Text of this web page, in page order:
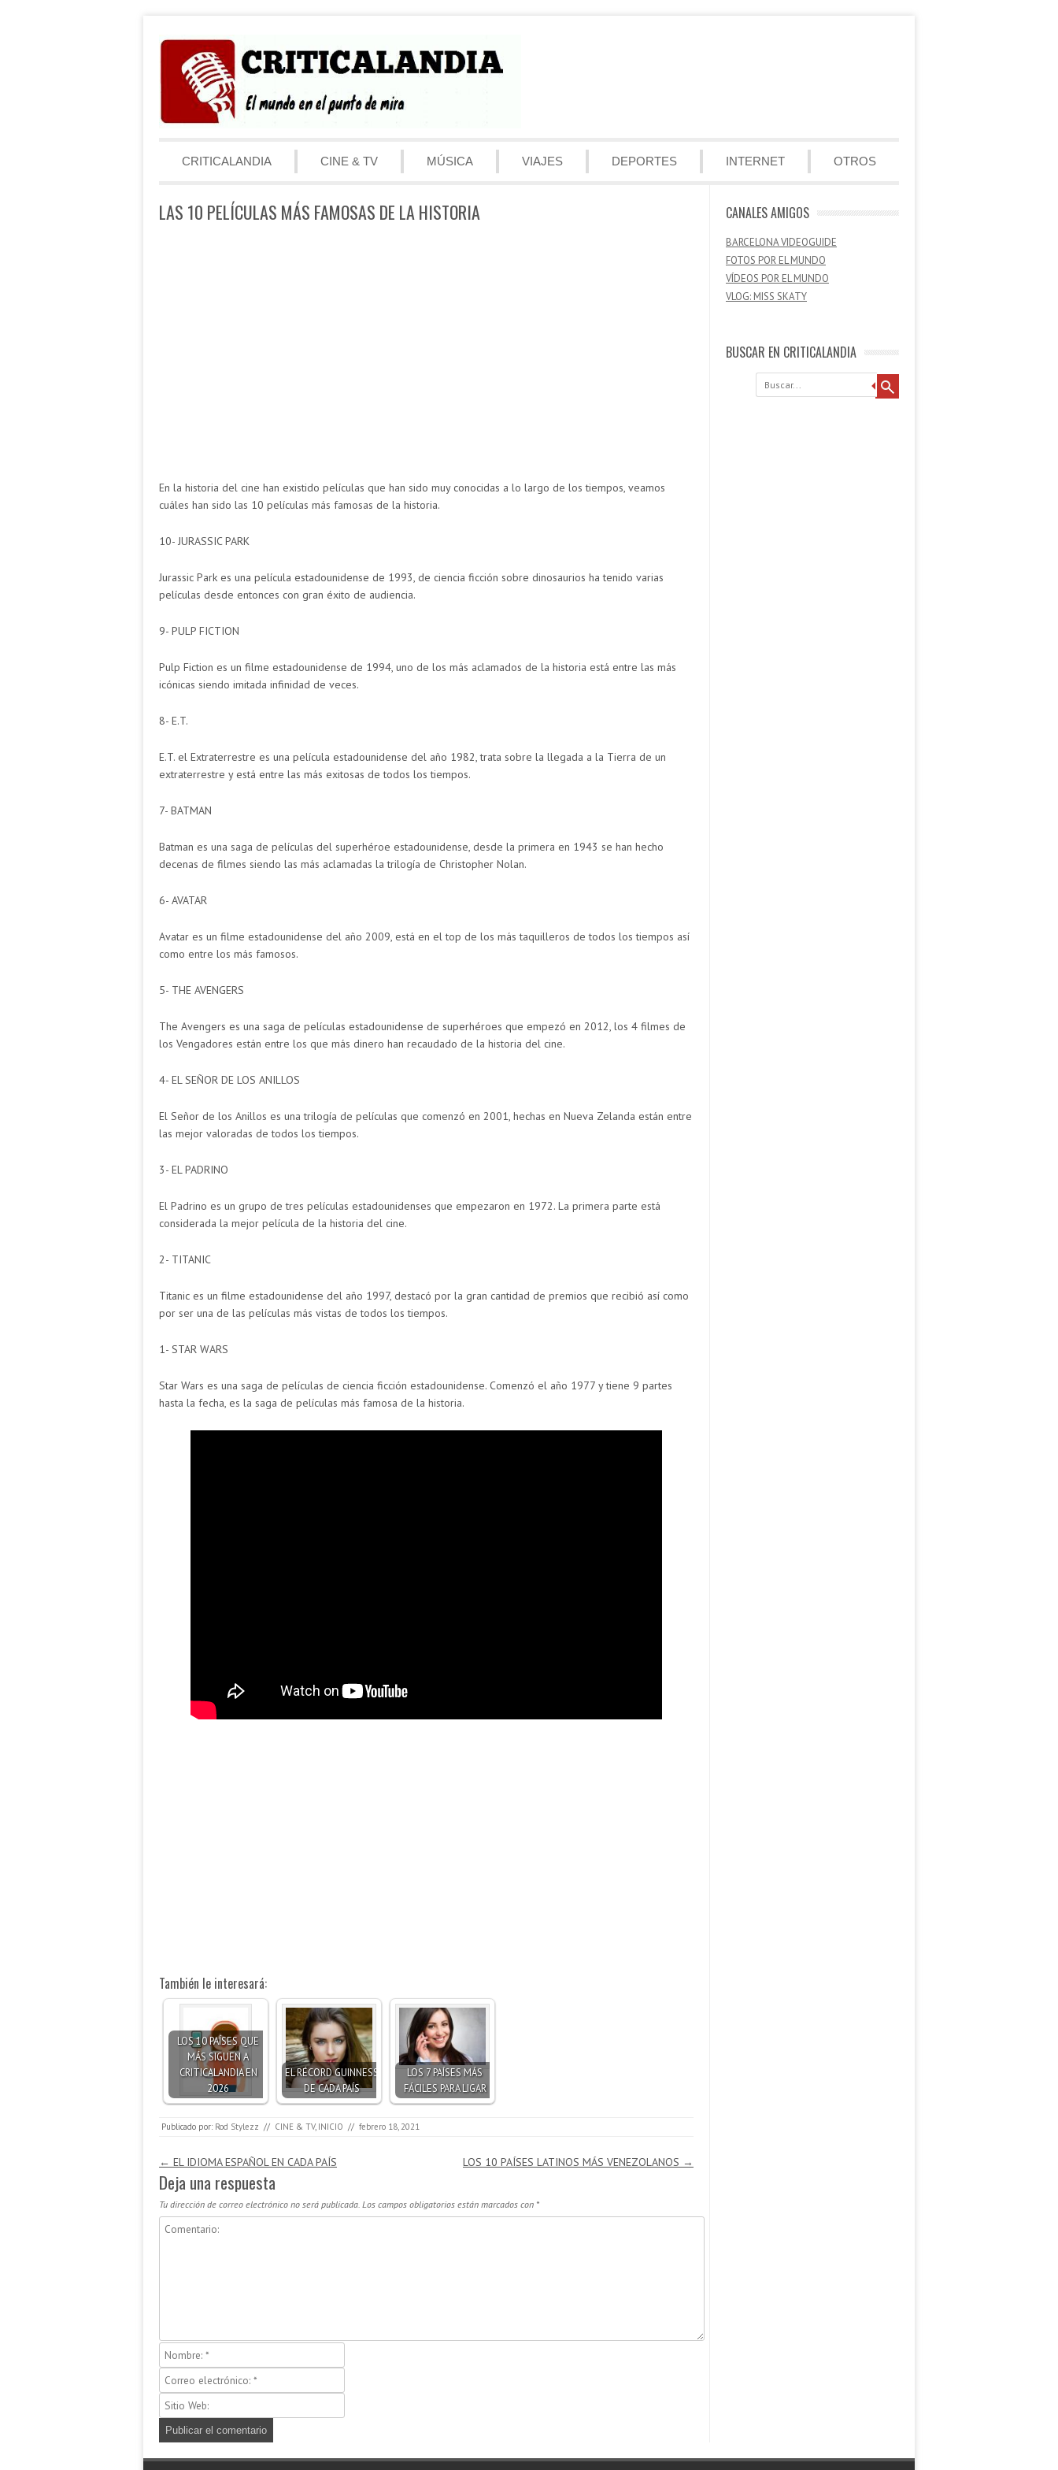
Menú
CRITICALANDIA
CINE & TV MÚSICA VIAJES DEPORTES INTERNET OTROS
LAS 10 PELÍCULAS MÁS FAMOSAS DE LA HISTORIA
En la historia del cine han existido películas que han sido muy conocidas a lo largo de los tiempos, veamos
cuáles han sido las 10 películas más famosas de la historia.
10- JURASSIC PARK
Jurassic Park es una película estadounidense de 1993, de ciencia ficción sobre dinosaurios ha tenido varias
películas desde entonces con gran éxito de audiencia.
9- PULP FICTION
Pulp Fiction es un filme estadounidense de 1994, uno de los más aclamados de la historia está entre las más
icónicas siendo imitada infinidad de veces.
8- E.T.
E.T. el Extraterrestre es una película estadounidense del año 1982, trata sobre la llegada a la Tierra de un
extraterrestre y está entre las más exitosas de todos los tiempos.
7- BATMAN
Batman es una saga de películas del superhéroe estadounidense, desde la primera en 1943 se han hecho
decenas de filmes siendo las más aclamadas la trilogía de Christopher Nolan.
6- AVATAR
Avatar es un filme estadounidense del año 2009, está en el top de los más taquilleros de todos los tiempos así
como entre los más famosos.
5- THE AVENGERS
The Avengers es una saga de películas estadounidense de superhéroes que empezó en 2012, los 4 filmes de
los Vengadores están entre los que más dinero han recaudado de la historia del cine.
4- EL SEÑOR DE LOS ANILLOS
El Señor de los Anillos es una trilogía de películas que comenzó en 2001, hechas en Nueva Zelanda están entre
las mejor valoradas de todos los tiempos.
3- EL PADRINO
El Padrino es un grupo de tres películas estadounidenses que empezaron en 1972. La primera parte está
considerada la mejor película de la historia del cine.
2- TITANIC
Titanic es un filme estadounidense del año 1997, destacó por la gran cantidad de premios que recibió así como
por ser una de las películas más vistas de todos los tiempos.
1- STAR WARS
Star Wars es una saga de películas de ciencia ficción estadounidense. Comenzó el año 1977 y tiene 9 partes
hasta la fecha, es la saga de películas más famosa de la historia.
También le interesará:
LOS 10 PAÍSES QUE
MÁS SIGUEN A
CRITICALANDIA EN
2026
EL RÉCORD GUINNESS
DE CADA PAÍS
LOS 7 PAÍSES MÁS
FÁCILES PARA LIGAR
Publicado por: Rod Stylezz // CINE & TV, INICIO // febrero 18, 2021
Navegación de entradas
← EL IDIOMA ESPAÑOL EN CADA PAÍS LOS 10 PAÍSES LATINOS MÁS VENEZOLANOS →
Deja una respuesta
Tu dirección de correo electrónico no será publicada. Los campos obligatorios están marcados con *
CANALES AMIGOS
BARCELONA VIDEOGUIDE
FOTOS POR EL MUNDO
VÍDEOS POR EL MUNDO
VLOG: MISS SKATY
BUSCAR EN CRITICALANDIA
Buscar